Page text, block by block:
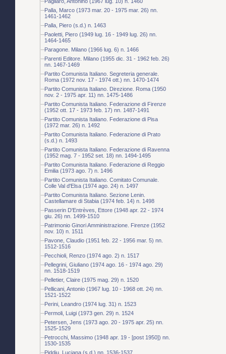
Palla, Marco (1973 mar. 20 - 1975 mar. 26) nn.
1461-1462
Palla, Piero (s.d.) n. 1463
Paoletti, Piero (1949 lug. 16 - 1949 lug. 26) nn.
1464-1465
Paragone. Milano (1966 lug. 6) n. 1466
Parenti Editore. Milano (1955 dic. 31 - 1962 feb. 26)
nn. 1467-1469
Partito Comunista Italiano. Segreteria generale.
Roma (1972 nov. 17 - 1974 ott.) nn. 1470-1474
Partito Comunista Italiano. Direzione. Roma (1950
nov. 2 - 1975 apr. 11) nn. 1475-1486
Partito Comunista Italiano. Federazione di Firenze
(1952 ott. 17 - 1973 feb. 17) nn. 1487-1491
Partito Comunista Italiano. Federazione di Pisa
(1972 mar. 26) n. 1492
Partito Comunista Italiano. Federazione di Prato
(s.d.) n. 1493
Partito Comunista Italiano. Federazione di Ravenna
(1952 mag. 7 - 1952 set. 18) nn. 1494-1495
Partito Comunista Italiano. Federazione di Reggio
Emilia (1973 ago. 7) n. 1496
Partito Comunista Italiano. Comitato Comunale.
Colle Val d'Elsa (1974 ago. 24) n. 1497
Partito Comunista Italiano. Sezione Lenin.
Castellamare di Stabia (1974 feb. 14) n. 1498
Passerin D'Entrèves, Ettore (1948 apr. 22 - 1974
giu. 26) nn. 1499-1510
Patrimonio Ginori Amministrazione. Firenze (1952
nov. 10) n. 1511
Pavone, Claudio (1951 feb. 22 - 1956 mar. 5) nn.
1512-1516
Pecchioli, Renzo (1974 ago. 2) n. 1517
Pellegrini, Giuliano (1974 ago. 16 - 1974 ago. 29)
nn. 1518-1519
Pelletier, Claire (1975 mag. 29) n. 1520
Pellicani, Antonio (1967 lug. 10 - 1968 ott. 24) nn.
1521-1522
Perini, Leandro (1974 lug. 31) n. 1523
Permoli, Luigi (1973 gen. 29) n. 1524
Petersen, Jens (1973 ago. 20 - 1975 apr. 25) nn.
1525-1529
Petrocchi, Massimo (1948 apr. 19 - [post 1950]) nn.
1530-1535
Piddiu, Luciana (s.d.) nn. 1536-1537